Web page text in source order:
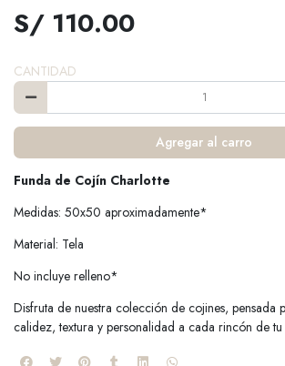
S/ 110.00
CANTIDAD
Agregar al carro
Funda de Cojín Charlotte
Medidas: 50x50 aproximadamente*
Material: Tela
No incluye relleno*
Disfruta de nuestra colección de cojines, pensada
calidez, textura y personalidad a cada rincón de tu